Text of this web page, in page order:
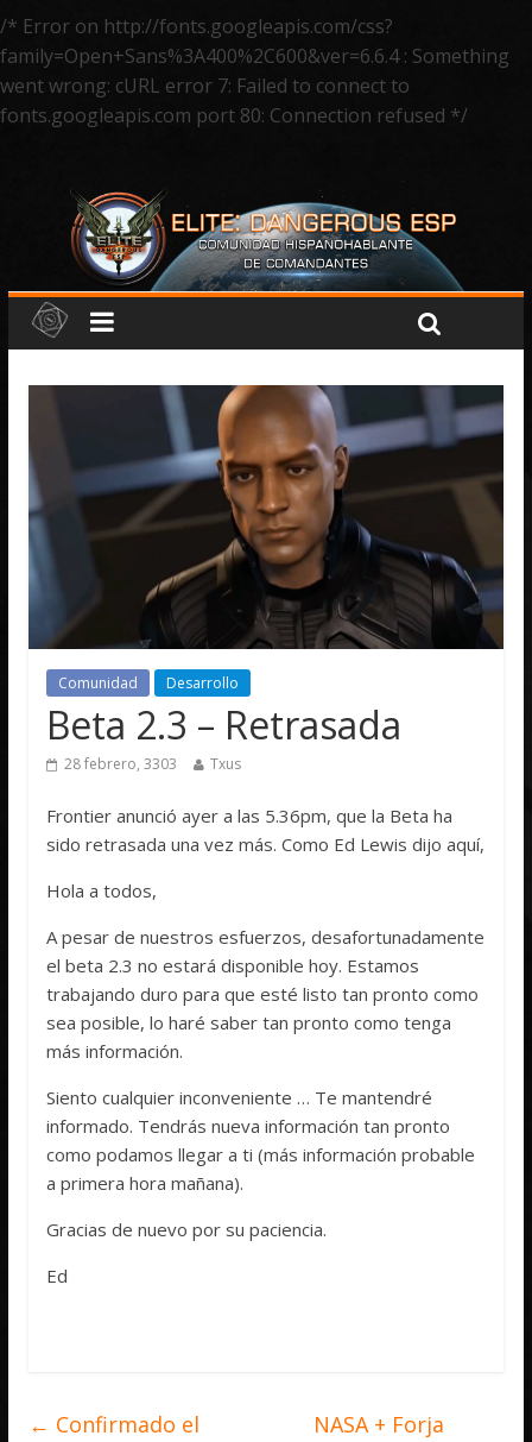
/* Error on http://fonts.googleapis.com/css?
family=Open+Sans%3A400%2C600&ver=6.6.4 : Something
went wrong: cURL error 7: Failed to connect to
fonts.googleapis.com port 80: Connection refused */
Comunidad Desarrollo
Beta 2.3 – Retrasada
28 febrero, 3303 Txus
Frontier anunció ayer a las 5.36pm, que la Beta ha
sido retrasada una vez más. Como Ed Lewis dijo aquí,
Hola a todos,
A pesar de nuestros esfuerzos, desafortunadamente
el beta 2.3 no estará disponible hoy. Estamos
trabajando duro para que esté listo tan pronto como
sea posible, lo haré saber tan pronto como tenga
más información.
Siento cualquier inconveniente … Te mantendré
informado. Tendrás nueva información tan pronto
como podamos llegar a ti (más información probable
a primera hora mañana).
Gracias de nuevo por su paciencia.
Ed
← Confirmado el
NASA + Forja